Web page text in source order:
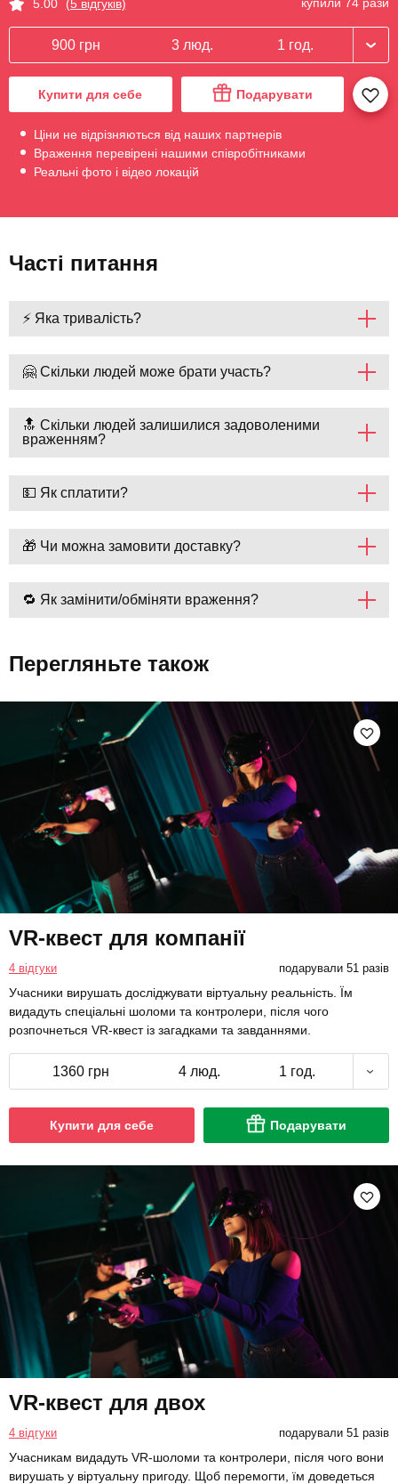
5.00 (5 відгуків) купили 74 рази
900 грн 3 люд. 1 год.
Купити для себе Подарувати
Ціни не відрізняються від наших партнерів
Враження перевірені нашими співробітниками
Реальні фото і відео локацій
Часті питання
⚡ Яка тривалість?
🤗 Скільки людей може брати участь?
🔝 Скільки людей залишилися задоволеними
враженням?
💵 Як сплатити?
🎁 Чи можна замовити доставку?
🔁 Як замінити/обміняти враження?
Перегляньте також
VR-квест для компанії
4 відгуки подарували 51 разів
Учасники вирушать досліджувати віртуальну реальність. Їм
видадуть спеціальні шоломи та контролери, після чого
розпочнеться VR-квест із загадками та завданнями.
1360 грн 4 люд. 1 год.
Купити для себе Подарувати
VR-квест для двох
4 відгуки подарували 51 разів
Учасникам видадуть VR-шоломи та контролери, після чого вони
вирушать у віртуальну пригоду. Щоб перемогти, їм доведеться